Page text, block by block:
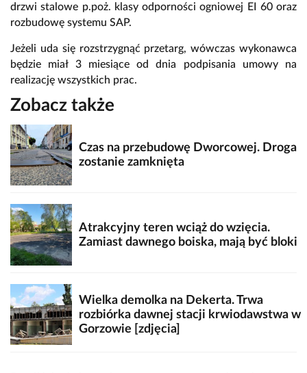
drzwi stalowe p.poż. klasy odporności ogniowej EI 60 oraz
rozbudowę systemu SAP.
Jeżeli uda się rozstrzygnąć przetarg, wówczas wykonawca
będzie miał 3 miesiące od dnia podpisania umowy na
realizację wszystkich prac.
Zobacz także
Czas na przebudowę Dworcowej. Droga
zostanie zamknięta
Atrakcyjny teren wciąż do wzięcia.
Zamiast dawnego boiska, mają być bloki
Wielka demolka na Dekerta. Trwa
rozbiórka dawnej stacji krwiodawstwa w
Gorzowie [zdjęcia]